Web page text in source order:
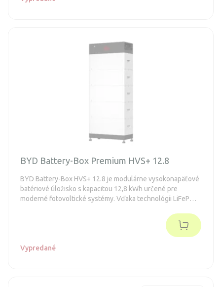
BYD Battery-Box Premium HVS+ 12.8
BYD Battery-Box HVS+ 12.8 je modulárne vysokonapäťové
batériové úložisko s kapacitou 12,8 kWh určené pre
moderné fotovoltické systémy. Vďaka technológii LiFePO4
Vypredané